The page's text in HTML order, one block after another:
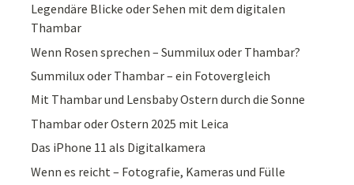
Legendäre Blicke oder Sehen mit dem digitalen
Thambar
Wenn Rosen sprechen – Summilux oder Thambar?
Summilux oder Thambar – ein Fotovergleich
Mit Thambar und Lensbaby Ostern durch die Sonne
Thambar oder Ostern 2025 mit Leica
Das iPhone 11 als Digitalkamera
Wenn es reicht – Fotografie, Kameras und Fülle